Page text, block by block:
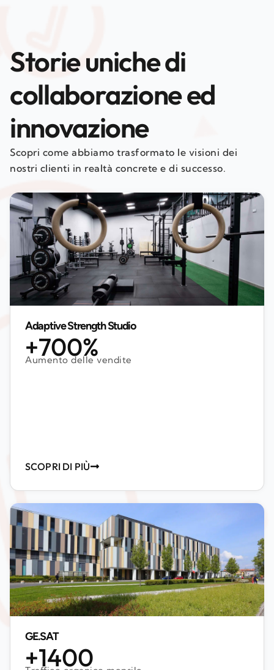
Storie uniche di
collaborazione ed
innovazione
Scopri come abbiamo trasformato le visioni dei
nostri clienti in realtà concrete e di successo.
Adaptive Strength Studio
+700%
Aumento delle vendite
SCOPRI DI PIÙ
GE.SAT
+1400